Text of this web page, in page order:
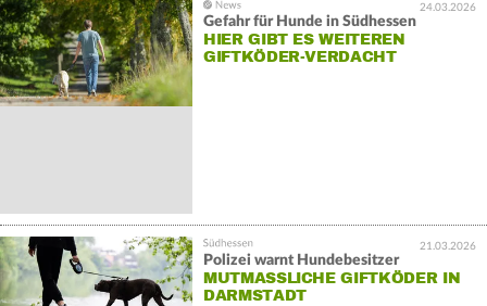
24.03.2026
Gefahr für Hunde in Südhessen
HIER GIBT ES WEITEREN
GIFTKÖDER-VERDACHT
21.03.2026
Polizei warnt Hundebesitzer
MUTMASSLICHE GIFTKÖDER IN D
ARMSTADT